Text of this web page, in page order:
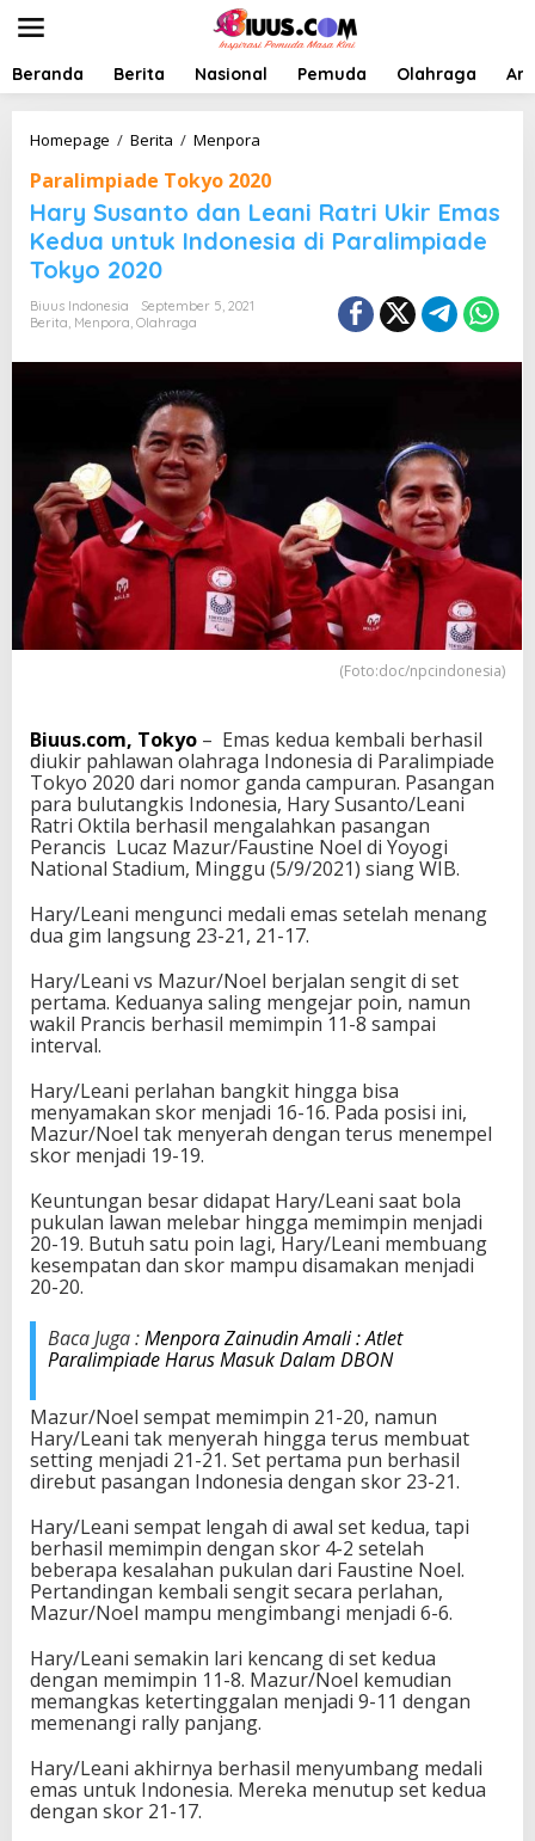
t
Beranda Berita Nasional Pemuda Olahraga
Homepage / Berita / Menpora
r
y
S
u
i
a
r
i
U
E
m
a
s
K
e
d
a
u
t
u
k
d
o
n
i
a
d
i
P
a
l
m
p
a
d
T
o
k
y
o
0
2
0
Paralimpiade Tokyo 2020
Hary Susanto dan Leani Ratri Ukir Emas
Kedua untuk Indonesia di Paralimpiade
Tokyo 2020
Biuus Indonesia
September 5, 2021
Berita, Menpora, Olahraga
(Foto:doc/npcindonesia)
Biuus.com, Tokyo – Emas kedua kembali berhasil
diukir pahlawan olahraga Indonesia di Paralimpiade
Tokyo 2020 dari nomor ganda campuran. Pasangan
para bulutangkis Indonesia, Hary Susanto/Leani
Ratri Oktila berhasil mengalahkan pasangan
Perancis Lucaz Mazur/Faustine Noel di Yoyogi
National Stadium, Minggu (5/9/2021) siang WIB.
Hary/Leani mengunci medali emas setelah menang
dua gim langsung 23-21, 21-17.
Hary/Leani vs Mazur/Noel berjalan sengit di set
pertama. Keduanya saling mengejar poin, namun
wakil Prancis berhasil memimpin 11-8 sampai
interval.
Hary/Leani perlahan bangkit hingga bisa
menyamakan skor menjadi 16-16. Pada posisi ini,
Mazur/Noel tak menyerah dengan terus menempel
skor menjadi 19-19.
Keuntungan besar didapat Hary/Leani saat bola
pukulan lawan melebar hingga memimpin menjadi
20-19. Butuh satu poin lagi, Hary/Leani membuang
kesempatan dan skor mampu disamakan menjadi
20-20.
Baca Juga :Menpora Zainudin Amali : Atlet
Paralimpiade Harus Masuk Dalam DBON
Mazur/Noel sempat memimpin 21-20, namun
Hary/Leani tak menyerah hingga terus membuat
setting menjadi 21-21. Set pertama pun berhasil
direbut pasangan Indonesia dengan skor 23-21.
Hary/Leani sempat lengah di awal set kedua, tapi
berhasil memimpin dengan skor 4-2 setelah
beberapa kesalahan pukulan dari Faustine Noel.
Pertandingan kembali sengit secara perlahan,
Mazur/Noel mampu mengimbangi menjadi 6-6.
Hary/Leani semakin lari kencang di set kedua
dengan memimpin 11-8. Mazur/Noel kemudian
memangkas ketertinggalan menjadi 9-11 dengan
memenangi rally panjang.
Hary/Leani akhirnya berhasil menyumbang medali
emas untuk Indonesia. Mereka menutup set kedua
dengan skor 21-17.